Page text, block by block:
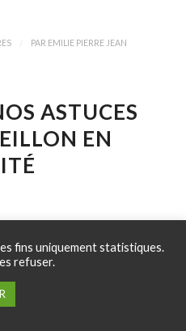
PAR EMILIE PIERRE JEAN
ASTUCES
EN
pour un réveillon en toute
réveillon : faites de la
fins uniquement statistiques.
refuser.